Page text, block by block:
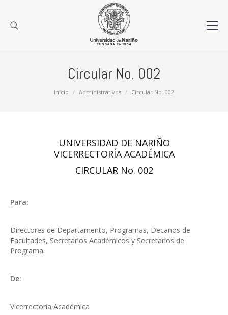
Circular No. 002
Inicio Administrativos Circular No. 002
UNIVERSIDAD DE NARIÑO
VICERRECTORÍA ACADÉMICA
CIRCULAR No. 002
Para:
Directores de Departamento, Programas, Decanos de
Facultades, Secretarios Académicos y Secretarios de
Programa.
De:
Vicerrectoría Académica